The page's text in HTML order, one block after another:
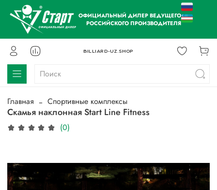
ОФИЦИАЛЬНЫЙ ДИЛЕР ВЕДУЩЕГО
РОССИЙСКОГО ПРОИЗВОДИТЕЛЯ
BILLIARD-UZ.SHOP
Главная Спортивные комплексы
Скамья наклонная Start Line Fitness
(0)